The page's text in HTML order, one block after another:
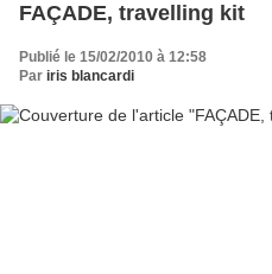
FAÇADE, travelling kit
Publié le 15/02/2010 à 12:58
Par iris blancardi